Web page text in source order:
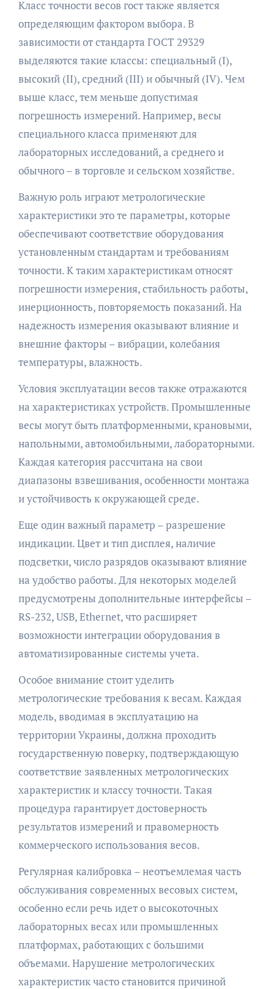
Класс точности весов гост также является
определяющим фактором выбора. В
зависимости от стандарта ГОСТ 29329
выделяются такие классы: специальный (I),
высокий (II), средний (III) и обычный (IV). Чем
выше класс, тем меньше допустимая
погрешность измерений. Например, весы
специального класса применяют для
лабораторных исследований, а среднего и
обычного – в торговле и сельском хозяйстве.
Важную роль играют метрологические
характеристики это те параметры, которые
обеспечивают соответствие оборудования
установленным стандартам и требованиям
точности. К таким характеристикам относят
погрешности измерения, стабильность работы,
инерционность, повторяемость показаний. На
надежность измерения оказывают влияние и
внешние факторы – вибрации, колебания
температуры, влажность.
Условия эксплуатации весов также отражаются
на характеристиках устройств. Промышленные
весы могут быть платформенными, крановыми,
напольными, автомобильными, лабораторными.
Каждая категория рассчитана на свои
диапазоны взвешивания, особенности монтажа
и устойчивость к окружающей среде.
Еще один важный параметр – разрешение
индикации. Цвет и тип дисплея, наличие
подсветки, число разрядов оказывают влияние
на удобство работы. Для некоторых моделей
предусмотрены дополнительные интерфейсы –
RS-232, USB, Ethernet, что расширяет
возможности интеграции оборудования в
автоматизированные системы учета.
Особое внимание стоит уделить
метрологические требования к весам. Каждая
модель, вводимая в эксплуатацию на
территории Украины, должна проходить
государственную поверку, подтверждающую
соответствие заявленных метрологических
характеристик и классу точности. Такая
процедура гарантирует достоверность
результатов измерений и правомерность
коммерческого использования весов.
Регулярная калибровка – неотъемлемая часть
обслуживания современных весовых систем,
особенно если речь идет о высокоточных
лабораторных весах или промышленных
платформах, работающих с большими
объемами. Нарушение метрологических
характеристик часто становится причиной